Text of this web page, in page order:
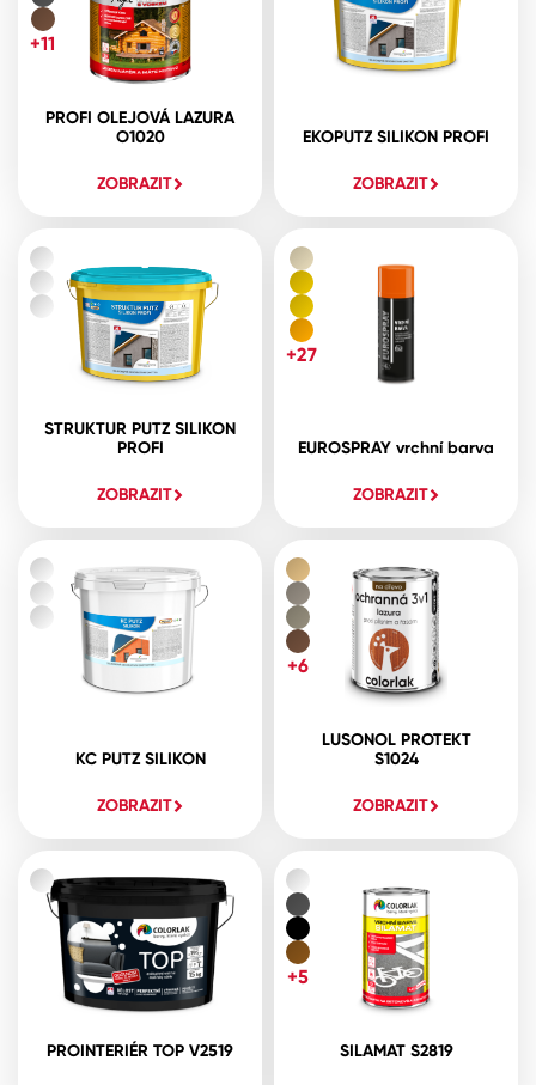
PROFI OLEJOVÁ LAZURA
O1020
ZOBRAZIT
+11
EKOPUTZ SILIKON PROFI
ZOBRAZIT
STRUKTUR PUTZ SILIKON
PROFI
ZOBRAZIT
EUROSPRAY vrchní barva
ZOBRAZIT
+27
KC PUTZ SILIKON
ZOBRAZIT
LUSONOL PROTEKT
S1024
ZOBRAZIT
+6
PROINTERIÉR TOP V2519 SILAMAT S2819
+5